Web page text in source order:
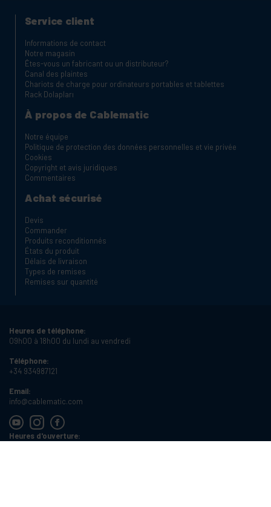
Service client
Informations de contact
Notre magasin
Êtes-vous un fabricant ou un distributeur?
Canal des plaintes
Chariots de charge pour ordinateurs portables et tablettes
Rack Dolapları
À propos de Cablematic
Notre équipe
Politique de protection des données personnelles et vie privée
Cookies
Copyright et avis juridiques
Commentaires
Achat sécurisé
Devis
Commander
Produits reconditionnés
États du produit
Délais de livraison
Types de remises
Remises sur quantité
Heures de téléphone:
09h00 à 18h00 du lundi au vendredi
Téléphone:
+34 934987121
Email:
info@cablematic.com
Heures d'ouverture: